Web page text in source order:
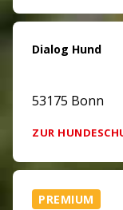
Dialog Hund
53175 Bonn
ZUR
PREMIUM